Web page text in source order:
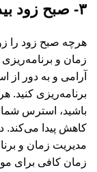
۳- صبح زود بیدار شوید
هرچه صبح زود را
زمان و برنامه‌ریزی
آرامی و به دور از
برنامه‌ریزی کنید.
باشید، استرس
کاهش پیدا می‌کند.
مدیریت زمان و
زمان کافی برای